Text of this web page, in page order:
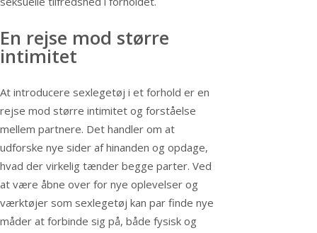
En rejse mod større
intimitet
At introducere sexlegetøj i et forhold er en
rejse mod større intimitet og forståelse
mellem partnere. Det handler om at
udforske nye sider af hinanden og opdage,
hvad der virkelig tænder begge parter. Ved
at være åbne over for nye oplevelser og
værktøjer som sexlegetøj kan par finde nye
måder at forbinde sig på, både fysisk og